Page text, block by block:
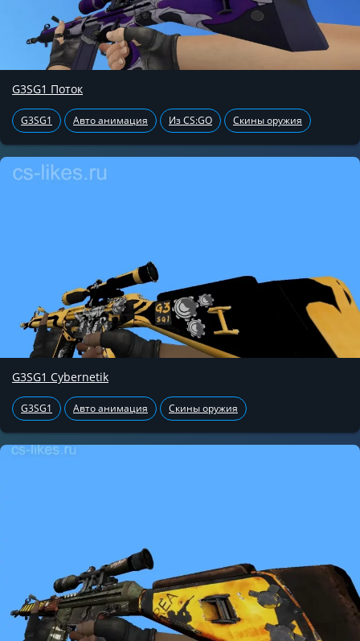
G3SG1 Поток
G3SG1 Авто анимация Из CS:GO Скины оружия
G3SG1 Cybernetik
G3SG1 Авто анимация Скины оружия